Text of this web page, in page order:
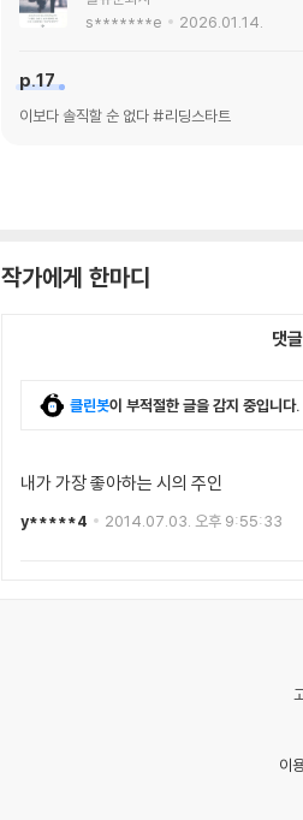
s*******e
2026.01.14.
p.17
이보다 솔직할 순 없다 #리딩스타트
작가에게 한마디
댓글
클린봇이 부적절한 글을 감지 중입니다.
내가 가장 좋아하는 시의 주인
y*****4 2014.07.03. 오후 9:55:33
이